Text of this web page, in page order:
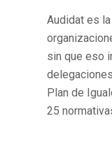
Audidat es
sin que eso
Plan de
25